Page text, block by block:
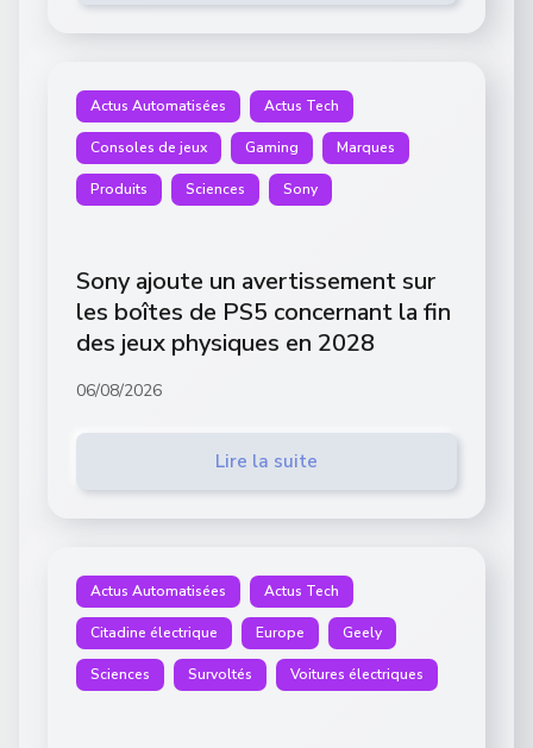
Actus Automatisées Actus Tech
Consoles de jeux Gaming Marques
Produits Sciences Sony
Sony ajoute un avertissement sur
les boîtes de PS5 concernant la fin
des jeux physiques en 2028
06/08/2026
Lire la suite
Actus Automatisées Actus Tech
Citadine électrique Europe Geely
Sciences Survoltés Voitures électriques